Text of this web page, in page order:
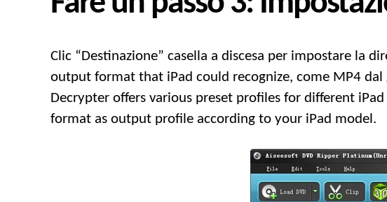
Clic “Destinazione” casella a discesa per impostare la
output format that iPad could recognize, come MP4 dal
Decrypter offers various preset profiles for different
format as output profile according to your iPad model.